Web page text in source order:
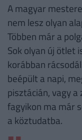
A magyar
nem lesz olyan
Többen már a
Sok olyan új ötlet
korábban
beépült a napi,
pisztácián, vagy
fagyikon ma már
a köztudatba.